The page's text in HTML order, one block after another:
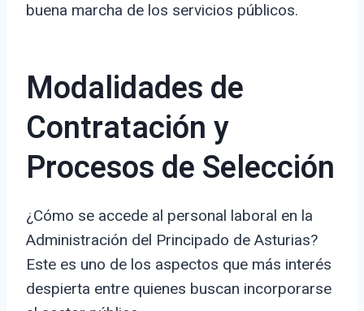
buena marcha de los servicios públicos.
Modalidades de
Contratación y
Procesos de Selección
¿Cómo se accede al personal laboral en la
Administración del Principado de Asturias?
Este es uno de los aspectos que más interés
despierta entre quienes buscan incorporarse